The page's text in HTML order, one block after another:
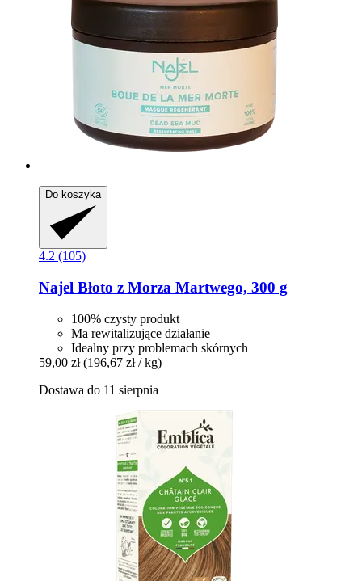
Do koszyka
4.2 (105)
Najel Błoto z Morza Martwego, 300 g
100% czysty produkt
Ma rewitalizujące działanie
Idealny przy problemach skórnych
59,00 zł (196,67 zł / kg)
Dostawa do 11 sierpnia